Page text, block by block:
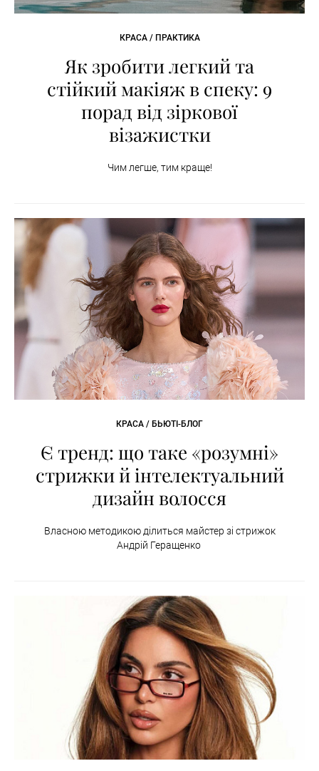
КРАСА / ПРАКТИКА
Як зробити легкий та
стійкий макіяж в спеку: 9
порад від зіркової
візажистки
Чим легше, тим краще!
КРАСА / БЬЮТІ-БЛОГ
Є тренд: що таке «розумні»
стрижки й інтелектуальний
дизайн волосся
Власною методикою ділиться майстер зі стрижок
Андрій Геращенко